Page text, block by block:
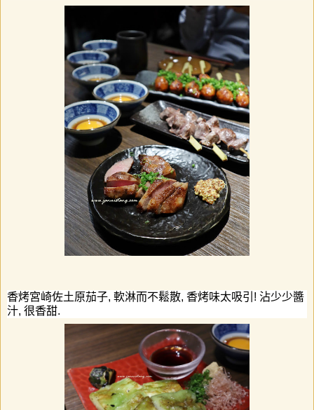
香烤宮崎佐土原茄子, 軟淋而不鬆散, 香烤味太吸引 ! 沾少少醬
汁, 很香甜.